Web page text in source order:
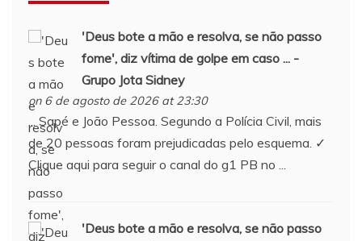
'Deus bote a mão e resolva, se não passo
fome', diz vítima de golpe em caso ... -
Grupo Jota Sidney
on 6 de agosto de 2026 at 23:30
... Sapé e João Pessoa. Segundo a Polícia Civil, mais
de 20 pessoas foram prejudicadas pelo esquema. ✓
Clique aqui para seguir o canal do g1 PB no ...
'Deus bote a mão e resolva, se não passo